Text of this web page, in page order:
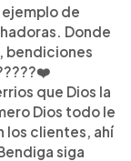
ejemplo de
Donde
bendiciones
que Dios la
Dios todo le
los clientes, ahí
siga